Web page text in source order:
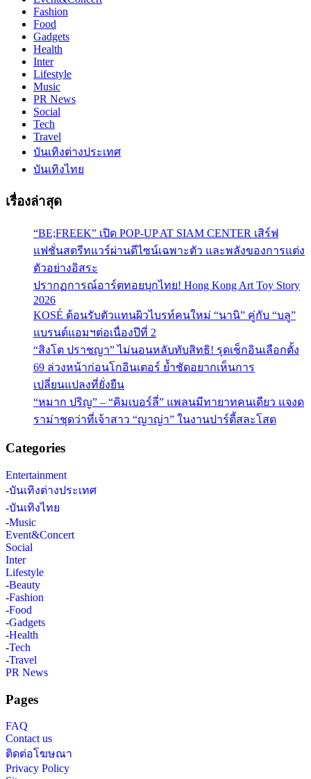
Fashion
Food
Gadgets
Health
Inter
Lifestyle
Music
PR News
Social
Tech
Travel
บันเทิงต่างประเทศ
บันเทิงไทย
เรื่องล่าสุด
“BE;FREEK” เปิด POP-UP AT SIAM CENTER เสิร์ฟ
แฟชั่นสตรีทแวร์ผ่านดีไซน์เฉพาะตัว และพลังของการแต่ง
ตัวอย่างอิสระ
ปรากฏการณ์อาร์ตทอยบุกไทย! Hong Kong Art Toy Story
2026
KOSÉ ต้อนรับตัวแทนผิวไบรท์คนใหม่ “นานิ” คู่กับ “บลู”
แบรนด์แอมฯต่อเนื่องปีที่ 2
“สิงโต ปราชญา” ไม่นอนหลับทับสิทธิ! รุดเช็กอินเลือกตั้ง
69 ล่วงหน้าก่อนโกอินเตอร์ ย้ำชัดอยากเห็นการ
เปลี่ยนแปลงที่ยั่งยืน
“หมาก ปริญ” – “คิมเบอร์ลี่” แพลนมีทายาทคนเดียว แจงด
ราม่าชุดว่าที่เจ้าสาว “ญาญ่า” ในงานปาร์ตี้สละโสด
Categories
Entertainment
-บันเทิงต่างประเทศ
-บันเทิงไทย
-Music
Event&Concert
Social
Inter
Lifestyle
-Beauty
-Fashion
-Food
-Gadgets
-Health
-Tech
-Travel
PR News
Pages
FAQ
Contact us
ติดต่อโฆษณา
Privacy Policy